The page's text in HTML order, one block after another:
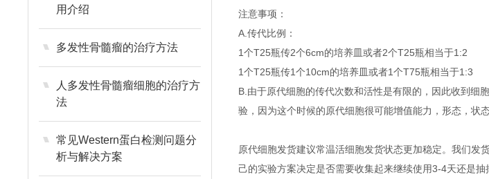
用介绍
多发性骨髓瘤的治疗方法
人多发性骨髓瘤细胞的治疗方
法
常见Western蛋白检测问题分
析与解决方案
注意事项：
A.传代比例：
1个T25瓶传2个6cm的培养皿或者2个T25瓶相当于1:2
1个T25瓶传1个10cm的培养皿或者1个T75瓶相当于1:3
B.由于原代细胞的传代次数和活性是有限的，因此收到细
验，因为这个时候的原代细胞很可能增值能力，形态，状
原代细胞发货建议常温活细胞发货状态更加稳定。我们发
己的实验方案决定是否需要收集起来继续使用3-4天还是抽